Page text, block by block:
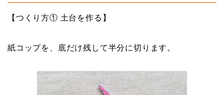
【つくり方① 土台を作る】
紙コップを、底だけ残して半分に切ります。